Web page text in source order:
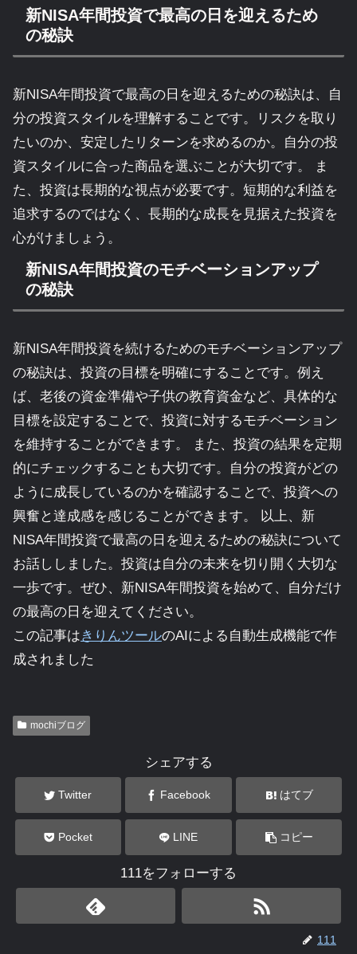
新NISA年間投資で最高の日を迎えるため
の秘訣
新NISA年間投資で最高の日を迎えるための秘訣は、自
分の投資スタイルを理解することです。リスクを取り
たいのか、安定したリターンを求めるのか。自分の投
資スタイルに合った商品を選ぶことが大切です。 ま
た、投資は長期的な視点が必要です。短期的な利益を
追求するのではなく、長期的な成長を見据えた投資を
心がけましょう。
新NISA年間投資のモチベーションアップ
の秘訣
新NISA年間投資を続けるためのモチベーションアップ
の秘訣は、投資の目標を明確にすることです。例え
ば、老後の資金準備や子供の教育資金など、具体的な
目標を設定することで、投資に対するモチベーション
を維持することができます。 また、投資の結果を定期
的にチェックすることも大切です。自分の投資がどの
ように成長しているのかを確認することで、投資への
興奮と達成感を感じることができます。 以上、新
NISA年間投資で最高の日を迎えるための秘訣について
お話ししました。投資は自分の未来を切り開く大切な
一歩です。ぜひ、新NISA年間投資を始めて、自分だけ
の最高の日を迎えてください。
この記事はきりんツールのAIによる自動生成機能で作
成されました
mochiブログ
シェアする
Twitter Facebook はてブ
Pocket LINE コピー
111をフォローする
111